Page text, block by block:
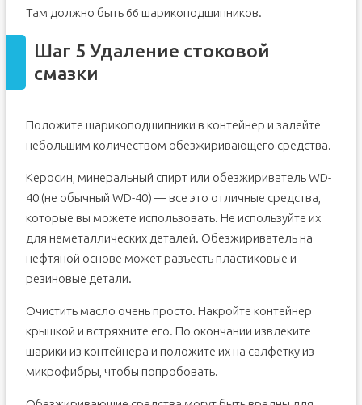
Там должно быть 66 шарикоподшипников.
Шаг 5 Удаление стоковой
смазки
Положите шарикоподшипники в контейнер и залейте
небольшим количеством обезжиривающего средства.
Керосин, минеральный спирт или обезжириватель WD-
40 (не обычный WD-40) — все это отличные средства,
которые вы можете использовать. Не используйте их
для неметаллических деталей. Обезжириватель на
нефтяной основе может разъесть пластиковые и
резиновые детали.
Очистить масло очень просто. Накройте контейнер
крышкой и встряхните его. По окончании извлеките
шарики из контейнера и положите их на салфетку из
микрофибры, чтобы попробовать.